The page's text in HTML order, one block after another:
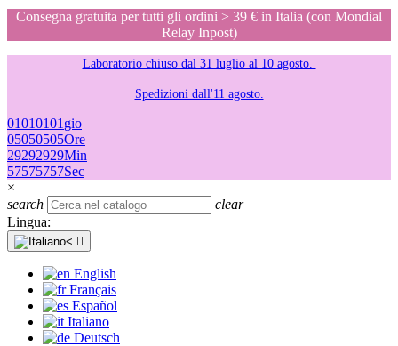
Consegna gratuita per tutti gli ordini > 39 € in Italia (con Mondial
Relay Inpost)
Laboratorio chiuso dal 31 luglio al 10 agosto.
Spedizioni dall'11 agosto.
01010101 gio
05050505Ore
29292929Min
57575757Sec
×
search
clear
Lingua:

English
Français
Español
Italiano
Deutsch